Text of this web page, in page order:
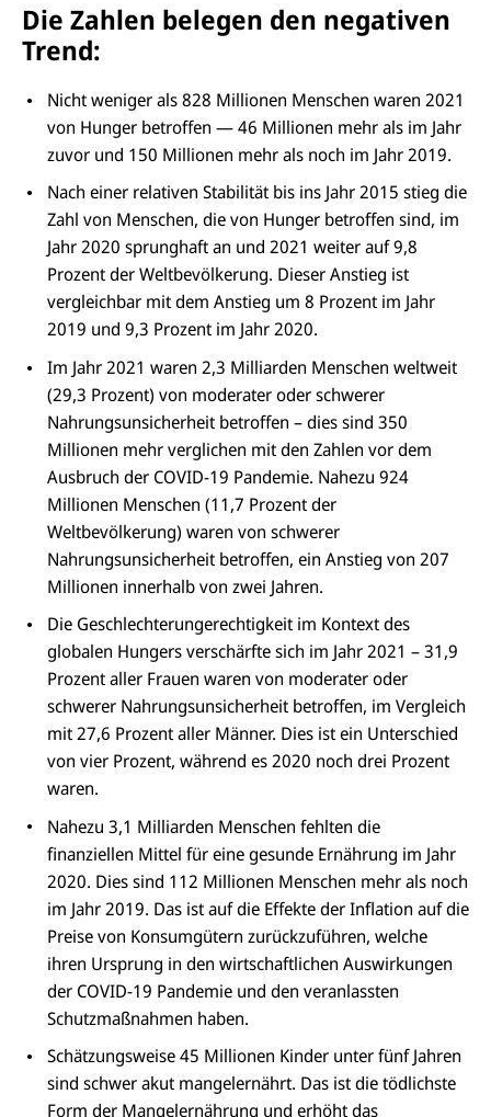
Die Zahlen belegen den negativen
Trend:
Nicht weniger als 828 Millionen Menschen waren 2021
von Hunger betroffen — 46 Millionen mehr als im Jahr
zuvor und 150 Millionen mehr als noch im Jahr 2019.
Nach einer relativen Stabilität bis ins Jahr 2015 stieg die
Zahl von Menschen, die von Hunger betroffen sind, im
Jahr 2020 sprunghaft an und 2021 weiter auf 9,8
Prozent der Weltbevölkerung. Dieser Anstieg ist
vergleichbar mit dem Anstieg um 8 Prozent im Jahr
2019 und 9,3 Prozent im Jahr 2020.
Im Jahr 2021 waren 2,3 Milliarden Menschen weltweit
(29,3 Prozent) von moderater oder schwerer
Nahrungsunsicherheit betroffen – dies sind 350
Millionen mehr verglichen mit den Zahlen vor dem
Ausbruch der COVID-19 Pandemie. Nahezu 924
Millionen Menschen (11,7 Prozent der
Weltbevölkerung) waren von schwerer
Nahrungsunsicherheit betroffen, ein Anstieg von 207
Millionen innerhalb von zwei Jahren.
Die Geschlechterungerechtigkeit im Kontext des
globalen Hungers verschärfte sich im Jahr 2021 – 31,9
Prozent aller Frauen waren von moderater oder
schwerer Nahrungsunsicherheit betroffen, im Vergleich
mit 27,6 Prozent aller Männer. Dies ist ein Unterschied
von vier Prozent, während es 2020 noch drei Prozent
waren.
Nahezu 3,1 Milliarden Menschen fehlten die
finanziellen Mittel für eine gesunde Ernährung im Jahr
2020. Dies sind 112 Millionen Menschen mehr als noch
im Jahr 2019. Das ist auf die Effekte der Inflation auf die
Preise von Konsumgütern zurückzuführen, welche
ihren Ursprung in den wirtschaftlichen Auswirkungen
der COVID-19 Pandemie und den veranlassten
Schutzmaßnahmen haben.
Schätzungsweise 45 Millionen Kinder unter fünf Jahren
sind schwer akut mangelernährt. Das ist die tödlichste
Form der Mangelernährung und erhöht das